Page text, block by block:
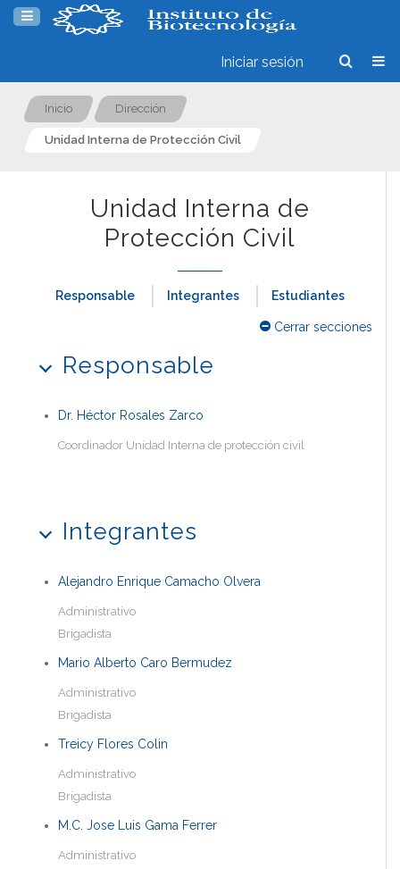
Iniciar sesión
Inicio Dirección
Unidad Interna de Protección Civil
Unidad Interna de
Protección Civil
Responsable Integrantes Estudiantes
Cerrar secciones
Responsable
Dr. Héctor Rosales Zarco
Coordinador Unidad Interna de protección civil
Integrantes
Alejandro Enrique Camacho Olvera
Administrativo
Brigadista
Mario Alberto Caro Bermudez
Administrativo
Brigadista
Treicy Flores Colin
Administrativo
Brigadista
M.C. Jose Luis Gama Ferrer
Administrativo